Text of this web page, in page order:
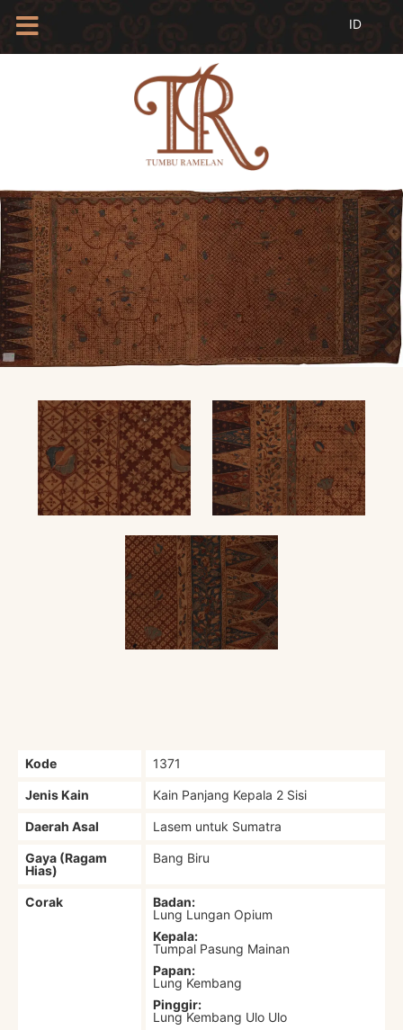
PROFIL
INSAN
BATIK
KAMUS
BATIK
KATALOG
BATIK
TANYA
JAWAB
LINKS
Kode 1371
Jenis Kain Kain Panjang Kepala 2 Sisi
Daerah Asal Lasem untuk Sumatra
Gaya (Ragam
Hias)
Bang Biru
Corak
Badan:
Lung Lungan Opium
Kepala:
Tumpal Pasung Mainan
Papan:
Lung Kembang
Pinggir:
Lung Kembang Ulo Ulo